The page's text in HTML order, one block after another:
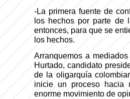
-La primera fuente de
los hechos por parte de
entonces, para que se
los hechos.
Arranquemos a
Hurtado, candidato
de la oligarquía
inicie un proceso hacia
enorme movimiento de